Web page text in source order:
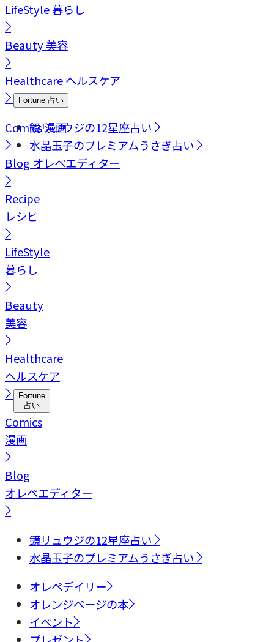
LifeStyle暮らし
Beauty美容
Healthcareヘルスケア
Fortune 占い
鏡リュウジの12星座占い
水晶玉子のプレミアムうさぎ占い
Comics漫画
Blog オレペエディター
Recipe
レシピ
LifeStyle
暮らし
Beauty
美容
Healthcare
ヘルスケア
Fortune
占い
Comics
漫画
Blog
オレペエディター
鏡リュウジの12星座占い
水晶玉子のプレミアムうさぎ占い
オレペデイリー
オレンジページの本
イベント